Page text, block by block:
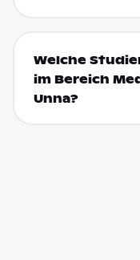
Welche
im Bereich
Unna?